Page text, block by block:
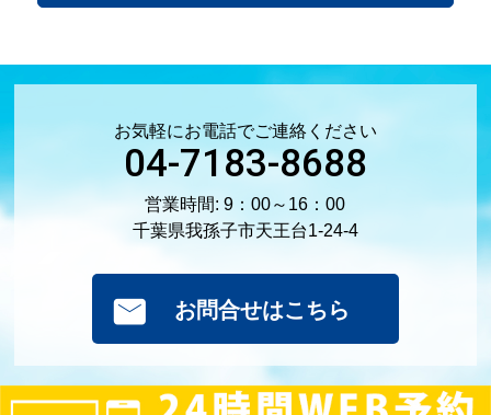
お気軽にお電話でご連絡ください
04-7183-8688
営業時間: 9：00～16：00
千葉県我孫子市天王台1-24-4
お問合せはこちら